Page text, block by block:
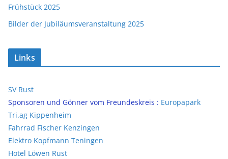
Frühstück 2025
Bilder der Jubiläumsveranstaltung 2025
Links
SV Rust
Sponsoren und Gönner vom Freundeskreis : Europapark
Tri.ag Kippenheim
Fahrrad Fischer Kenzingen
Elektro Kopfmann Teningen
Hotel Löwen Rust